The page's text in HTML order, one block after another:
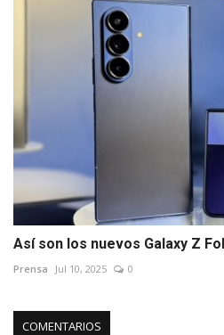
Así son los nuevos Galaxy Z
Prensa Jul 10, 2025 0
COMENTARIOS